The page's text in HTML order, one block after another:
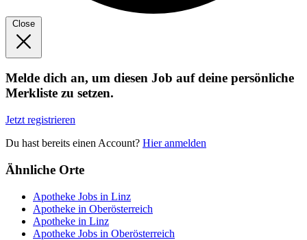
Close
Melde dich an, um diesen Job auf deine persönliche
Merkliste zu setzen.
Jetzt registrieren
Du hast bereits einen Account? Hier anmelden
Ähnliche Orte
Apotheke Jobs in Linz
Apotheke in Oberösterreich
Apotheke in Linz
Apotheke Jobs in Oberösterreich